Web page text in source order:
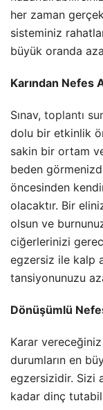
her zaman
sisteminiz
büyük oranda
Karından Nefes
Sınav, toplantı
dolu bir etkinlik
sakin bir ortam
beden
öncesinden
olacaktır. Bir
olsun ve
ciğerlerinizi
egzersiz ile kalp
tansiyonunuzu
Dönüşümlü
Karar
durumların en
egzersizidir. Sizi
kadar dinç